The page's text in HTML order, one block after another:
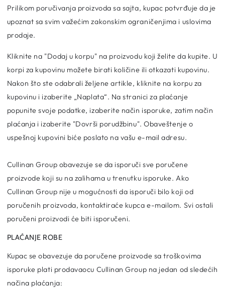
Prilikom poručivanja proizvoda sa sajta, kupac potvrđuje da je
upoznat sa svim važećim zakonskim ograničenjima i uslovima
prodaje.
Kliknite na "Dodaj u korpu" na proizvodu koji želite da kupite. U
korpi za kupovinu možete birati količine ili otkazati kupovinu.
Nakon što ste odabrali željene artikle, kliknite na korpu za
kupovinu i izaberite „Naplata“. Na stranici za plaćanje
popunite svoje podatke, izaberite način isporuke, zatim način
plaćanja i izaberite "Dovrši porudžbinu". Obaveštenje o
uspešnoj kupovini biće poslato na vašu e-mail adresu.
Cullinan Group obavezuje se da isporuči sve poručene
proizvode koji su na zalihama u trenutku isporuke. Ako
Cullinan Group nije u mogućnosti da isporuči bilo koji od
poručenih proizvoda, kontaktiraće kupca e-mailom. Svi ostali
poručeni proizvodi će biti isporučeni.
PLAĆANJE ROBE
Kupac se obavezuje da poručene proizvode sa troškovima
isporuke plati prodavaocu Cullinan Group na jedan od sledećih
načina plaćanja: